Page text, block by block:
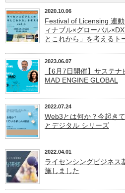
2020.10.06
Festival of Licensing 連
ィナブル×グローバル
とこれから」を考えるト
2023.06.07
【6月7日開催】サステ
MAD ENGINE GLOBAL
2022.07.24
Web3とは何か？今起き
とデジタル シリーズ
2022.04.01
ライセンシングビジネス
施しました